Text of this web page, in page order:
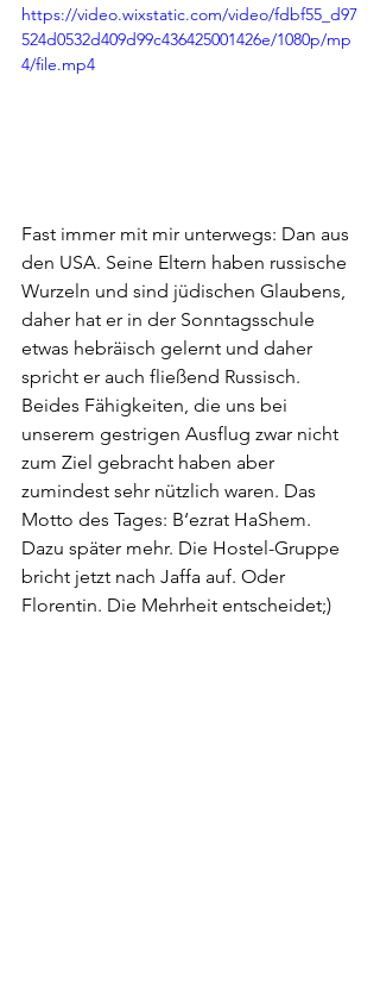
https://video.wixstatic.com/video/fdbf55_d97
524d0532d409d99c436425001426e/1080p/mp
4/file.mp4
Fast immer mit mir unterwegs: Dan aus
den USA. Seine Eltern haben russische
Wurzeln und sind jüdischen Glaubens,
daher hat er in der Sonntagsschule
etwas hebräisch gelernt und daher
spricht er auch fließend Russisch.
Beides Fähigkeiten, die uns bei
unserem gestrigen Ausflug zwar nicht
zum Ziel gebracht haben aber
zumindest sehr nützlich waren. Das
Motto des Tages: B‘ezrat HaShem.
Dazu später mehr. Die Hostel-Gruppe
bricht jetzt nach Jaffa auf. Oder
Florentin. Die Mehrheit entscheidet;)